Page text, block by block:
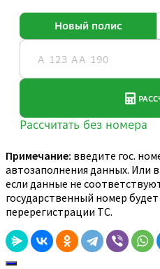
Примечание: введите гос.
автозаполнения данных. Или
если данные не
государственный номер
перерегистрации ТС.